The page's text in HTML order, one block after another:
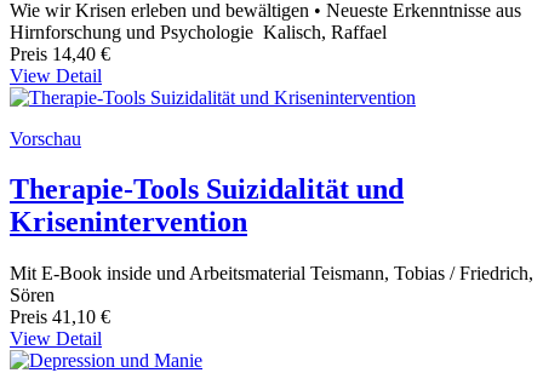
Wie wir Krisen erleben und bewältigen • Neueste Erkenntnisse aus
Hirnforschung und Psychologie Kalisch, Raffael
Preis 14,40 €
View Detail
Vorschau
Therapie-Tools Suizidalität und
Krisenintervention
Mit E-Book inside und Arbeitsmaterial Teismann, Tobias / Friedrich,
Sören
Preis 41,10 €
View Detail